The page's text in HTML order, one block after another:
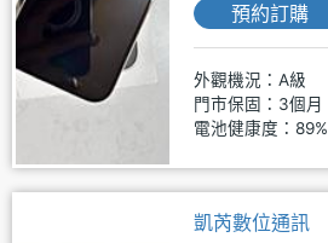
預約訂購
外觀機況：A級
門市保固：3個月
電池健康度：89%
凱芮數位通訊